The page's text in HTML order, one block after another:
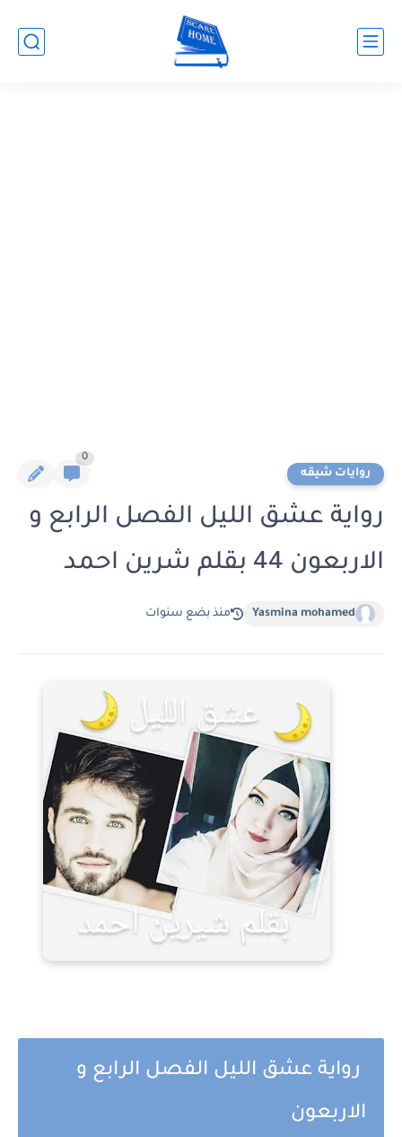
روايات شيقه
0
رواية عشق الليل الفصل الرابع و
الاربعون 44 بقلم شرين احمد
Yasmina mohamed منذ بضع سنوات
رواية عشق الليل الفصل الرابع و
الاربعون